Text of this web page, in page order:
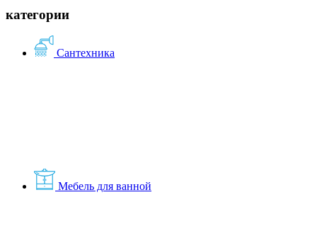
категории
Сантехника
Мебель для ванной